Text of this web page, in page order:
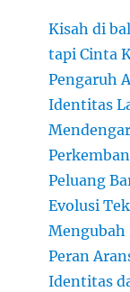
Kisah di
tapi Cinta
Pengaruh
Identitas
Peluang
Evolusi
Mengubah
Peran
Identitas